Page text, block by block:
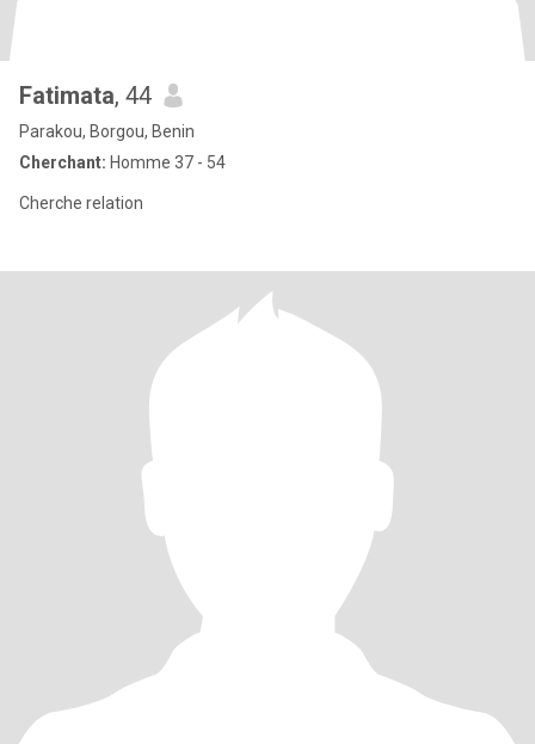
Fatimata, 44
Parakou, Borgou, Benin
Cherchant: Homme 37 - 54
Cherche relation